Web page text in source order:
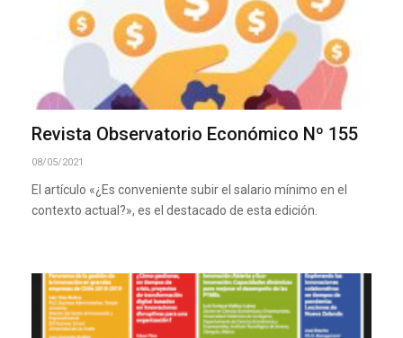
Revista Observatorio Económico Nº 155
08/05/2021
El artículo «¿Es conveniente subir el salario mínimo en el
contexto actual?», es el destacado de esta edición.